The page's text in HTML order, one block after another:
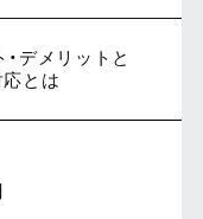
デメリットと
とは